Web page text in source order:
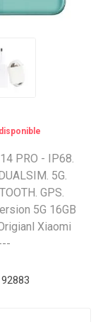
PRO - IP68.
5G.
GPS.
5G 16GB
Xiaomi
92883